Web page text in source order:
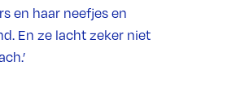
en haar neefjes en
En ze lacht zeker niet